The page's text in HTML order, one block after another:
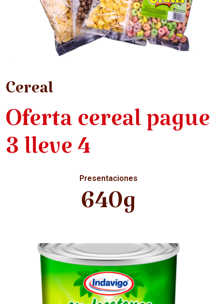
Cereal
Oferta cereal pague
3 lleve 4
Presentaciones
640g